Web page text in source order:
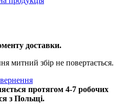
доставки.
митний збір не повертається.
протягом 4-7 робочих
з Польщі.